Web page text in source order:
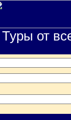
Туры от